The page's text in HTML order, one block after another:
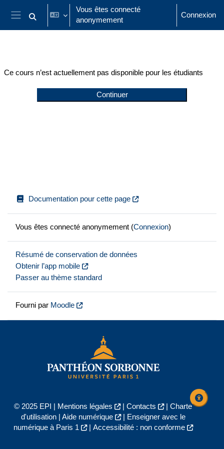
Passer au contenu principal
Panneau latéral
Activer/désactiver la saisie de recherche
Vous êtes connecté
anonymement
Connexion
Ce cours n’est actuellement pas disponible pour les étudiants
Continuer
Documentation pour cette page
Vous êtes connecté anonymement (Connexion)
Résumé de conservation de données
Obtenir l’app mobile
Passer au thème standard
Fourni par Moodle
© 2025 EPI | Mentions légales | Contacts | Charte
d'utilisation| Aide numérique |
Enseigner avec le
numérique à Paris 1
| Accessibilité : non conforme